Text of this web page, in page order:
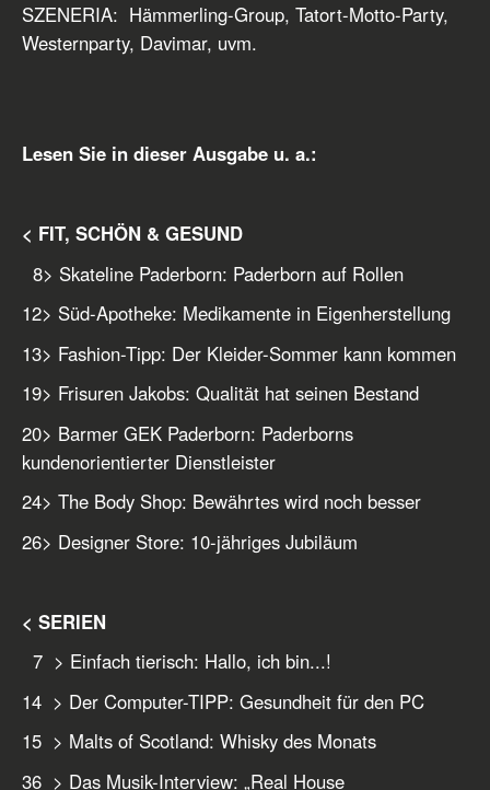
SZENERIA: Hämmerling-Group, Tatort-Motto-Party,
Westernparty, Davimar, uvm.
Lesen Sie in dieser Ausgabe u. a.:
< FIT, SCHÖN & GESUND
8> Skateline Paderborn: Paderborn auf Rollen
12> Süd-Apotheke: Medikamente in Eigenherstellung
13> Fashion-Tipp: Der Kleider-Sommer kann kommen
19> Frisuren Jakobs: Qualität hat seinen Bestand
20> Barmer GEK Paderborn: Paderborns
kundenorientierter Dienstleister
24> The Body Shop: Bewährtes wird noch besser
26> Designer Store: 10-jähriges Jubiläum
< SERIEN
7 > Einfach tierisch: Hallo, ich bin...!
14 > Der Computer-TIPP: Gesundheit für den PC
15 > Malts of Scotland: Whisky des Monats
36 > Das Musik-Interview: „Real House